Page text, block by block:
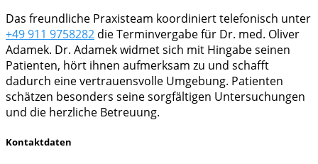
Das freundliche Praxisteam koordiniert telefonisch unter
+49 911 9758282 die Terminvergabe für Dr. med. Oliver
Adamek. Dr. Adamek widmet sich mit Hingabe seinen
Patienten, hört ihnen aufmerksam zu und schafft
dadurch eine vertrauensvolle Umgebung. Patienten
schätzen besonders seine sorgfältigen Untersuchungen
und die herzliche Betreuung.
Kontaktdaten